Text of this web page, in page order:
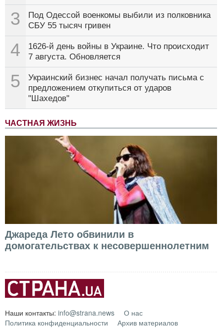
3
Под Одессой военкомы выбили из полковника
СБУ 55 тысяч гривен
4
1626-й день войны в Украине. Что происходит
7 августа. Обновляется
5
Украинский бизнес начал получать письма с
предложением откупиться от ударов
"Шахедов"
ЧАСТНАЯ ЖИЗНЬ
Джареда Лето обвинили в
домогательствах к несовершеннолетним
Наши контакты: info@strana.news
О нас
Политика конфиденциальности
Архив материалов